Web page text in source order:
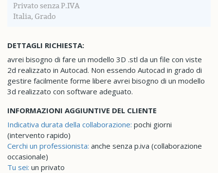
Privato senza P.IVA
Italia, Grado
DETTAGLI RICHIESTA:
avrei bisogno di fare un modello 3D .stl da un file con viste
2d realizzato in Autocad. Non essendo Autocad in grado di
gestire facilmente forme libere avrei bisogno di un modello
3d realizzato con software adeguato.
INFORMAZIONI AGGIUNTIVE DEL CLIENTE
Indicativa durata della collaborazione: pochi giorni
(intervento rapido)
Cerchi un professionista: anche senza p.iva (collaborazione
occasionale)
Tu sei: un privato